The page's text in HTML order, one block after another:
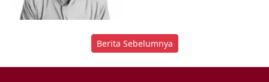
Berita Sebelumnya